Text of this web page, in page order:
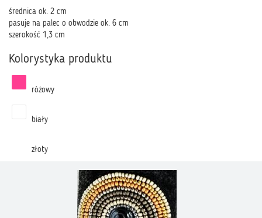
średnica ok. 2 cm
pasuje na palec o obwodzie ok. 6 cm
szerokość 1,3 cm
Kolorystyka produktu
różowy
biały
złoty